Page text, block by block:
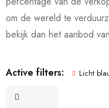
om de wereld te
bekijk dan het aanbod
Active filters: Licht